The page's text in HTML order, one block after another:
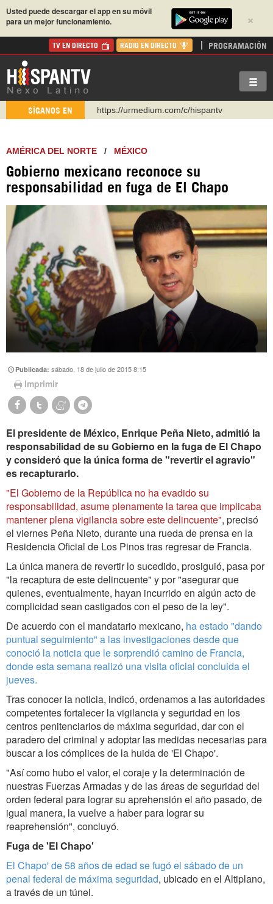
×
Usted puede descargar el app en su móvil
para un mejor funcionamiento.
TV EN DIRECTO RADIO EN DIRECTO PROGRAMACIÓN
SÍGANOS EN
https://urmedium.com/c/hispantv
Instagram como: hispan_tv
https://www.youtube.com/@nexo_latino
https://t.me/hispantvcanal
AMÉRICA DEL NORTE / MÉXICO
Gobierno mexicano reconoce su
responsabilidad en fuga de El Chapo
Publicada:sábado, 18 de julio de 2015 8:15
Imprimir
El presidente de México, Enrique Peña Nieto, admitió la
responsabilidad de su Gobierno en la fuga de El Chapo
y consideró que la única forma de "revertir el agravio"
es recapturarlo.
"El Gobierno de la República no ha evadido su
responsabilidad, asume plenamente la tarea que implicaba
mantener plena vigilancia sobre este delincuente", precisó
el viernes Peña Nieto, durante una rueda de prensa en la
Residencia Oficial de Los Pinos tras regresar de Francia.
La única manera de revertir lo sucedido, prosiguió, pasa por
"la recaptura de este delincuente" y por "asegurar que
quienes, eventualmente, hayan incurrido en algún acto de
complicidad sean castigados con el peso de la ley".
De acuerdo con el mandatario mexicano, ha estado "dando
puntual seguimiento" a las investigaciones desde que
conoció la noticia que le sorprendió camino de Francia,
donde esta semana realizó una visita oficial concluida el
jueves.
Tras conocer la noticia, indicó, ordenamos a las autoridades
competentes fortalecer la vigilancia y seguridad en los
centros penitenciarios de máxima seguridad, dar con el
paradero del criminal y adoptar las medidas necesarias para
buscar a los cómplices de la huida de 'El Chapo'.
"Así como hubo el valor, el coraje y la determinación de
nuestras Fuerzas Armadas y de las áreas de seguridad del
orden federal para lograr su aprehensión el año pasado, de
igual manera, la vuelve a haber para lograr su
reaprehensión", concluyó.
Fuga de'El Chapo'
El Chapo' de58 años de edad se fugó el sábado de un
penal federal de máxima seguridad, ubicado en el Altiplano,
a través de un túnel.